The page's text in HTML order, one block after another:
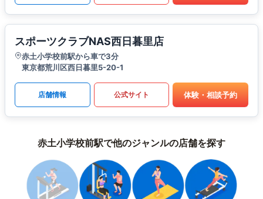
スポーツクラブNAS西日暮里店
赤土小学校前駅から車で3分
東京都荒川区西日暮里5-20-1
店舗情報 公式サイト 体験・相談予約
赤土小学校前駅で他のジャンルの店舗を探す